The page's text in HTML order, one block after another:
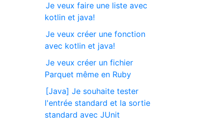
Je veux faire une liste avec
kotlin et java!
Je veux créer une fonction
avec kotlin et java!
Je veux créer un fichier
Parquet même en Ruby
[Java] Je souhaite tester
l'entrée standard et la sortie
standard avec JUnit